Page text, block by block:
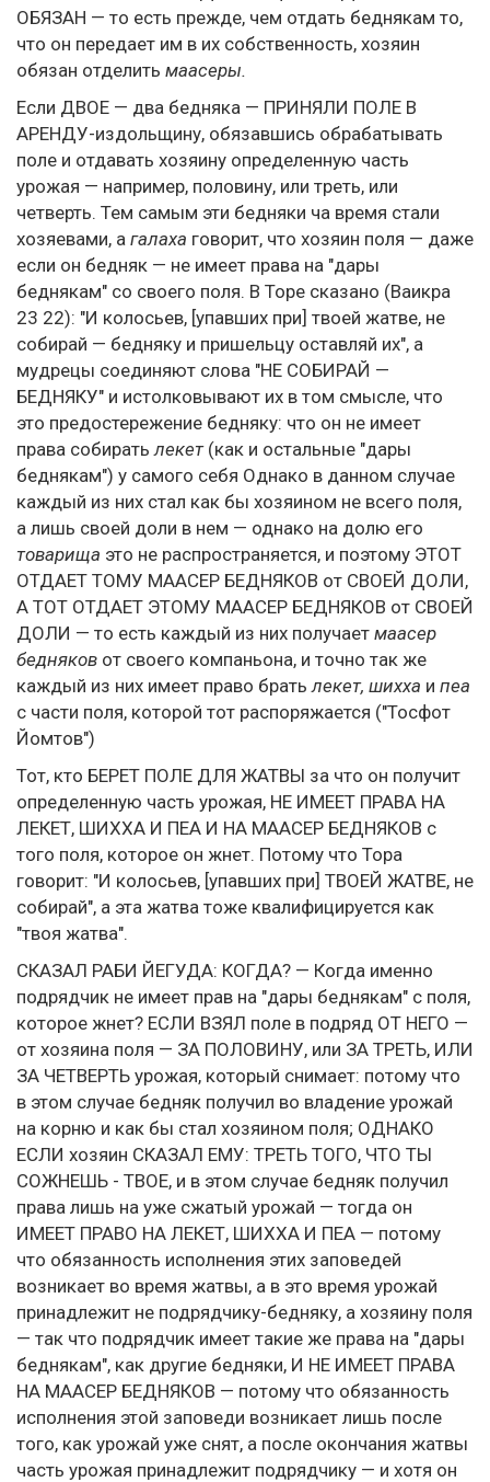
ОБЯЗАН — то есть прежде, чем отдать беднякам то,
что он передает им в их собственность, хозяин
обязан отделить маасеры.
Если ДВОЕ — два бедняка — ПРИНЯЛИ ПОЛЕ В
АРЕНДУ-издольщину, обязавшись обрабатывать
поле и отдавать хозяину определенную часть
урожая — например, половину, или треть, или
четверть. Тем самым эти бедняки ча время стали
хозяевами, а галаха говорит, что хозяин поля — даже
если он бедняк — не имеет права на "дары
беднякам" со своего поля. В Торе сказано (Ваикра
23 22): "И колосьев, [упавших при] твоей жатве, не
собирай — бедняку и пришельцу оставляй их", а
мудрецы соединяют слова "НЕ СОБИРАЙ —
БЕДНЯКУ" и истолковывают их в том смысле, что
это предостережение бедняку: что он не имеет
права собиратьлекет (как и остальные "дары
беднякам") у самого себя Однако в данном случае
каждый из них стал как бы хозяином не всего поля,
а лишь своей доли в нем — однако на долю его
товарища это не распространяется, и поэтому ЭТОТ
ОТДАЕТ ТОМУ МААСЕР БЕДНЯКОВ от СВОЕЙ ДОЛИ,
А ТОТ ОТДАЕТ ЭТОМУ МААСЕР БЕДНЯКОВ от СВОЕЙ
ДОЛИ — то есть каждый из них получает маасер
бедняков от своего компаньона, и точно так же
каждый из них имеет право братьлекет, шихха и пеа
с части поля, которой тот распоряжается ("Тосфот
Йомтов")
Тот, кто БЕРЕТ ПОЛЕ ДЛЯ ЖАТВЫ за что он получит
определенную часть урожая, НЕ ИМЕЕТ ПРАВА НА
ЛЕКЕТ, ШИХХА И ПЕА И НА МААСЕР БЕДНЯКОВ с
того поля, которое он жнет. Потому что Тора
говорит: "И колосьев, [упавших при] ТВОЕЙ ЖАТВЕ, не
собирай", а эта жатва тоже квалифицируется как
"твоя жатва".
СКАЗАЛ РАБИ ЙЕГУДА: КОГДА? — Когда именно
подрядчик не имеет прав на "дары беднякам" с поля,
которое жнет? ЕСЛИ ВЗЯЛ поле в подряд ОТ НЕГО —
от хозяина поля — ЗА ПОЛОВИНУ, или ЗА ТРЕТЬ, ИЛИ
ЗА ЧЕТВЕРТЬ урожая, который снимает: потому что
в этом случае бедняк получил во владение урожай
на корню и как бы стал хозяином поля; ОДНАКО
ЕСЛИ хозяин СКАЗАЛ ЕМУ: ТРЕТЬ ТОГО, ЧТО ТЫ
СОЖНЕШЬ - ТВОЕ, и в этом случае бедняк получил
права лишь на уже сжатый урожай — тогда он
ИМЕЕТ ПРАВО НА ЛЕКЕТ, ШИХХА И ПЕА — потому
что обязанность исполнения этих заповедей
возникает во время жатвы, а в это время урожай
принадлежит не подрядчику-бедняку, а хозяину поля
— так что подрядчик имеет такие же права на "дары
беднякам", как другие бедняки, И НЕ ИМЕЕТ ПРАВА
НА МААСЕР БЕДНЯКОВ — потому что обязанность
исполнения этой заповеди возникает лишь после
того, как урожай уже снят, а после окончания жатвы
часть урожая принадлежит подрядчику — и хотя он